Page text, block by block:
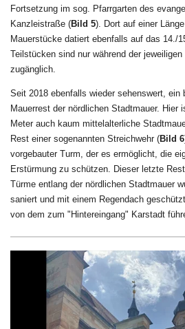
Fortsetzung im sog. Pfarrgarten des
Kanzleistraße (Bild 5). Dort auf einer
Mauerstücke datiert ebenfalls auf das 14./
Teilstücken sind nur während der
zugänglich.
Seit 2018 ebenfalls wieder sehenswert, ein
Mauerrest der nördlichen Stadtmauer. Hier
Meter auch kaum mittelalterliche
Rest einer sogenannten Streichwehr (Bild 6
vorgebauter Turm, der es ermöglicht, die
Erstürmung zu schützen. Dieser letzte
Türme entlang der nördlichen Stadtmauer
saniert und mit einem Regendach
von dem zum "Hintereingang" Karstadt